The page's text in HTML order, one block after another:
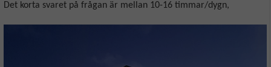
Det korta svaret på frågan är mellan 10-16 timmar/dygn,